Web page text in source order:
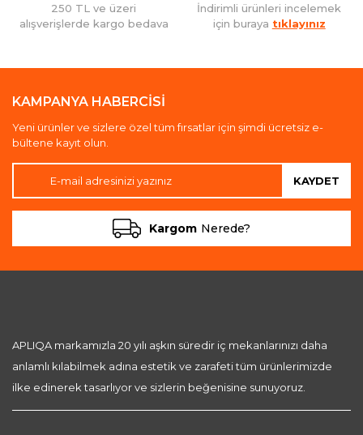
250 TL ve üzeri
alışverişlerde kargo bedava
İndirimli ürünleri incelemek
için buraya tıklayınız
KAMPANYA HABERCİSİ
Yeni ürünler ve sizlere özel tüm fırsatlar için şimdi ücretsiz e-
bültene kayıt olun.
KAYDET
Kargom Nerede?
APLIQA markamızla 20 yılı aşkın süredir iç mekanlarınızı daha
anlamlı kılabilmek adına estetik ve zarafeti tüm ürünlerimizde
ilke edinerek tasarlıyor ve sizlerin beğenisine sunuyoruz.